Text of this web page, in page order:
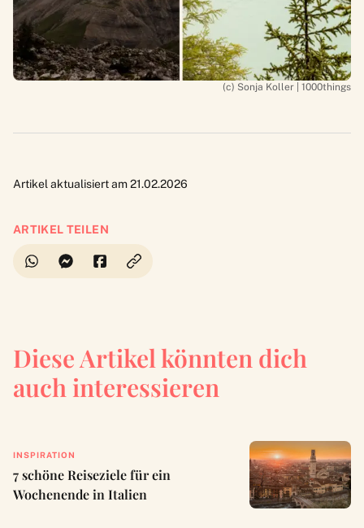
(c) Sonja Koller | 1000things
Artikel aktualisiert am 21.02.2026
ARTIKEL TEILEN
Diese Artikel könnten dich
auch interessieren
INSPIRATION
7 schöne Reiseziele für ein
Wochenende in Italien